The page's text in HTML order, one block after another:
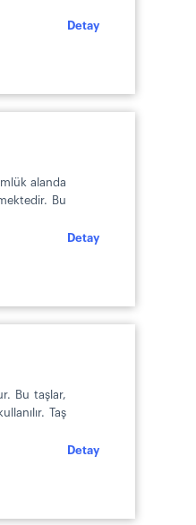
Detay
alanda
Bu
Detay
Bu taşlar,
Taş
Detay